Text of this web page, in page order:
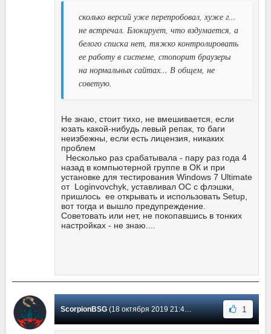
сколько версий уже перепробовал, хуже г...
не встречал. Блокирует, что вздумается, а
белого списка нет, тяжко контролировать
ее работу в системе, стопорит браузеры
на нормальных сайтах... В общем, не
советую.
Не знаю, стоит тихо, не вмешивается, если
юзать какой-нибудь левый репак, то баги
неизбежны, если есть лицензия, никаких
проблем
Несколько раз срабатывала - пару раз года 4
назад в компьютерной группе в ОК и при
установке для тестирования Windows 7 Ultimate
от Loginvovchyk, уставливал ОС с флэшки,
пришлось ее открывать и использовать Setup,
вот тогда и вышло предупреждение.
Советовать или нет, не покопавшись в тонких
настройках - не знаю....
ScorpionBSG(18 октября 2019 21:46) Сообщение #140 1